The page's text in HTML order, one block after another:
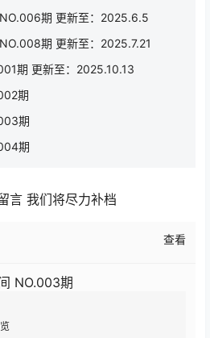
期 更新至：2025.6.5
期 更新至：2025.7.21
期 更新至：2025.10.13
期
期
期
言 我们将尽力补档
查看
NO.003期